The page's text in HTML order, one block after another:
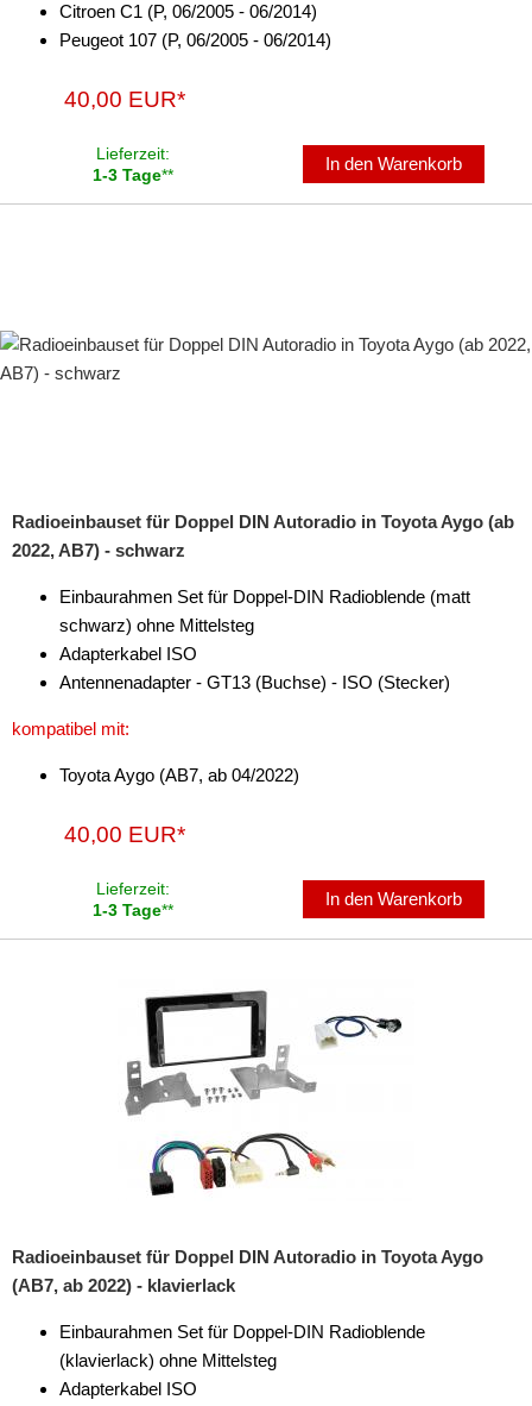
SD-Adapter
USB-Adapter
Werkstatt
Citroen C1 (P, 06/2005 - 06/2014)
Peugeot 107 (P, 06/2005 - 06/2014)
40,00 EUR*
Lieferzeit:
1-3 Tage**
In den Warenkorb
Radioeinbauset für Doppel DIN Autoradio in Toyota Aygo (ab
2022, AB7) - schwarz
Einbaurahmen Set für Doppel-DIN Radioblende (matt
schwarz) ohne Mittelsteg
Adapterkabel ISO
Antennenadapter - GT13 (Buchse) - ISO (Stecker)
kompatibel mit:
Toyota Aygo (AB7, ab 04/2022)
40,00 EUR*
Lieferzeit:
1-3 Tage**
In den Warenkorb
Radioeinbauset für Doppel DIN Autoradio in Toyota Aygo
(AB7, ab 2022) - klavierlack
Einbaurahmen Set für Doppel-DIN Radioblende
(klavierlack) ohne Mittelsteg
Adapterkabel ISO